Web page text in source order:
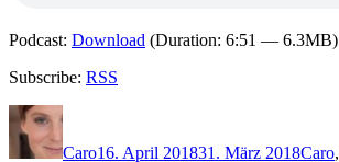
Podcast: Download (Duration: 6:51 — 6.3MB)
Subscribe: RSS
Autor
Caro16. April 201831. März 2018Caro,